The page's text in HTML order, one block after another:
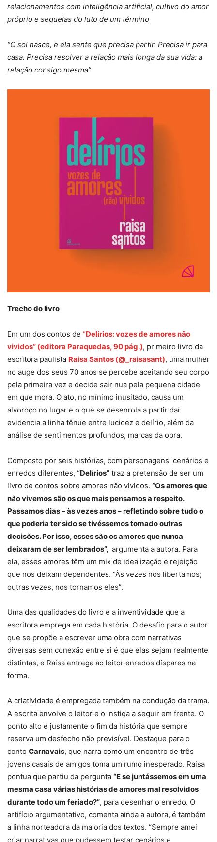
relacionamentos com inteligência artificial, cultivo do amor
próprio e sequelas do luto de um término
“O sol nasce, e ela sente que precisa partir. Precisa ir para
casa. Precisa resolver a relação mais longa da sua vida: a
relação consigo mesma”
Trecho do livro
Em um dos contos de “Delírios: vozes de amores não
vividos” (editora Paraquedas, 90 pág.), primeiro livro da
escritora paulista Raisa Santos (@_raisasant), uma mulher
no auge dos seus 70 anos se percebe aceitando seu corpo
pela primeira vez e decide sair nua pela pequena cidade
em que mora. O ato, no mínimo inusitado, causa um
alvoroço no lugar e o que se desenrola a partir daí
evidencia a linha tênue entre lucidez e delírio, além da
análise de sentimentos profundos, marcas da obra.
Composto por seis histórias, com personagens, cenários e
enredos diferentes, “Delírios” traz a pretensão de ser um
livro de contos sobre amores não vividos. “Os amores que
não vivemos são os que mais pensamos a respeito.
Passamos dias – às vezes anos – refletindo sobre tudo o
que poderia ter sido se tivéssemos tomado outras
decisões. Por isso, esses são os amores que nunca
deixaram de ser lembrados”, argumenta a autora. Para
ela, esses amores têm um mix de idealização e rejeição
que nos deixam dependentes. “Às vezes nos libertamos;
outras vezes, nos tornamos eles”.
Uma das qualidades do livro é a inventividade que a
escritora emprega em cada história. O desafio para o autor
que se propõe a escrever uma obra com narrativas
diversas sem conexão entre si é que elas sejam realmente
distintas, e Raisa entrega ao leitor enredos díspares na
forma.
A criatividade é empregada também na condução da trama.
A escrita envolve o leitor e o instiga a seguir em frente. O
ponto alto é justamente o fim da história que sempre
reserva um desfecho não previsível. Destaque para o
conto Carnavais, que narra como um encontro de três
jovens casais de amigos toma um rumo inesperado. Raisa
pontua que partiu da pergunta “E se juntássemos em uma
mesma casa várias histórias de amores mal resolvidos
durante todo um feriado?”, para desenhar o enredo. O
artifício argumentativo, comenta ainda a autora, é também
a linha norteadora da maioria dos textos. “Sempre amei
criar narrativas que pudessem testar cenários e